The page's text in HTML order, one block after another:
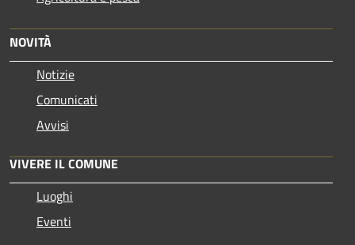
NOVITÀ
Notizie
Comunicati
Avvisi
VIVERE IL COMUNE
Luoghi
Eventi